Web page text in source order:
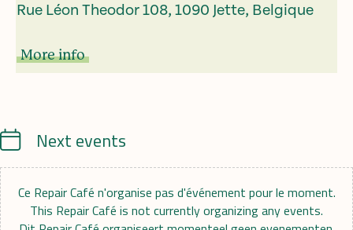
Rue Léon Theodor 108, 1090 Jette, Belgique
More info
CalendrierNext events
Ce Repair Café n'organise pas d'événement pour le moment.
This Repair Café is not currently organizing any events.